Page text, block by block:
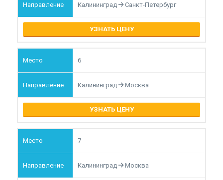
Калининград Санкт-Петербург
УЗНАТЬ ЦЕНУ
6
Калининград Москва
УЗНАТЬ ЦЕНУ
7
Калининград Москва